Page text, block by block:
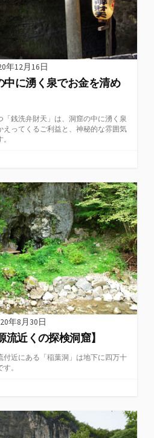
年12月16日
に湧く泉でお金を清め
銭洗弁財天」は、洞窟の中に湧く泉
えってくるご利益と、神秘的な雰囲気
年8月30日
近くの探検洞窟】
付近にある「稲葉洞」は地下に四万十
。